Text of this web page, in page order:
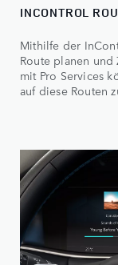
INCONTROL
Mithilfe der
Route planen
mit Pro Services
auf diese Routen